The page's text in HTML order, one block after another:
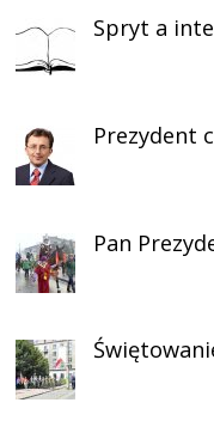
Spryt a
Prezydent
Pan